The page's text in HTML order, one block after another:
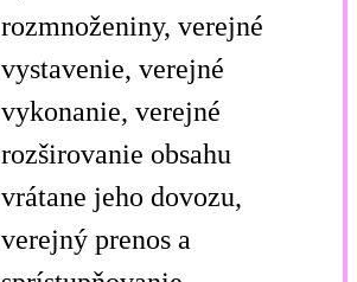
rozmnoženiny, verejné
vystavenie, verejné
vykonanie, verejné
rozširovanie obsahu
vrátane jeho dovozu,
verejný prenos a